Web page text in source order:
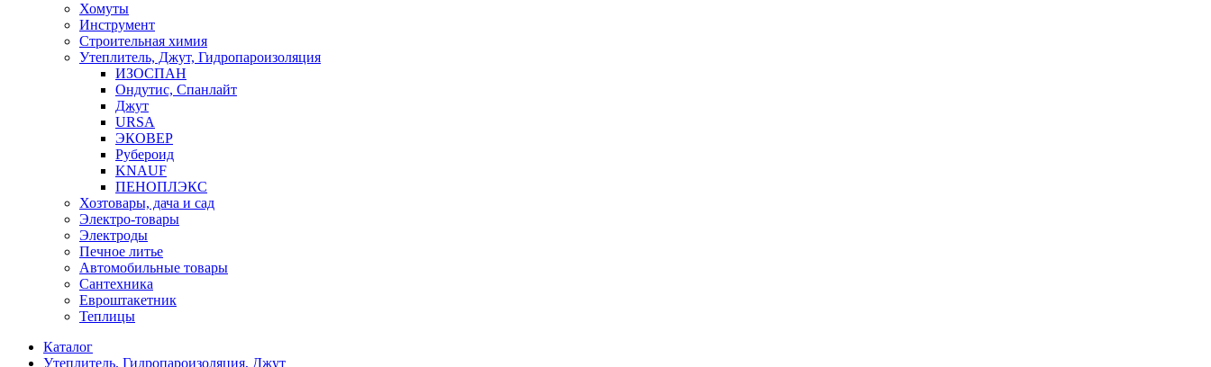
Хомуты
Инструмент
Строительная химия
Утеплитель, Джут, Гидропароизоляция
ИЗОСПАН
Ондутис, Спанлайт
Джут
URSA
ЭКОВЕР
Рубероид
KNAUF
ПЕНОПЛЭКС
Хозтовары, дача и сад
Электро-товары
Электроды
Печное литье
Автомобильные товары
Сантехника
Евроштакетник
Теплицы
Каталог
Утеплитель, Гидропароизоляция, Джут